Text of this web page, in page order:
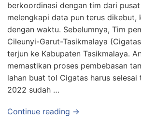
berkoordinasi dengan tim dari
melengkapi data pun terus dikebut,
dengan waktu. Sebelumnya, Tim
Cileunyi-Garut-Tasikmalaya
terjun ke Kabupaten Tasikmalaya.
memastikan proses pembebasan
lahan buat tol Cigatas harus selesai
2022 sudah …
Continue reading →